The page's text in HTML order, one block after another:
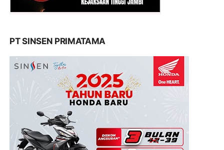
PT SINSEN PRIMATAMA